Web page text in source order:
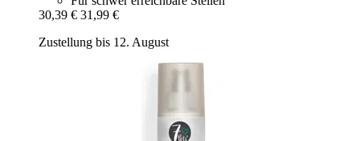
30,39 € 31,99 €
Zustellung bis 12. August